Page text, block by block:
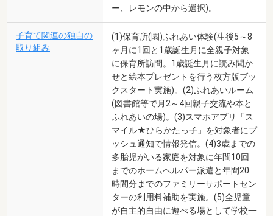
ー、レモンの中から選択)。
子育て関連の独自の
取り組み
(1)保育所(園)ふれあい体験(生後5～8
ヶ月に1回と1歳誕生月に全親子対象
に保育所訪問。1歳誕生月に読み聞か
せと絵本プレゼントを行う枚方版ブッ
クスタート実施)。(2)ふれあいルーム
(図書館等で月2～4回親子交流や本と
ふれあいの場)。(3)スマホアプリ「ス
マイル★ひらかたっ子」を対象者にプ
ッシュ通知で情報発信。(4)3歳までの
多胎児がいる家庭を対象に年間10回
までのホームヘルパー派遣と年間20
時間分までのファミリーサポートセン
ターの利用料補助を実施。(5)全児童
が自主的自由に遊べる場として学校一